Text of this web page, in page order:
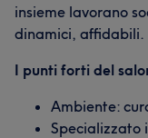
insieme lavorano
dinamici, affidabili.
I punti forti del
Ambiente:
Specializzato